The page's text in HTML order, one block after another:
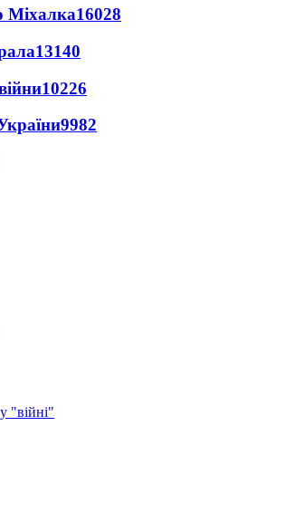
Міхалка16028
13140
10226
9982
"війні"